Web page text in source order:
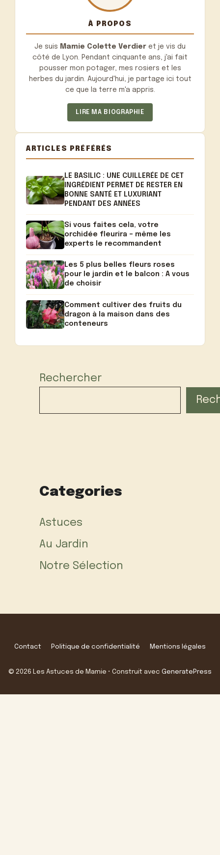
À PROPOS
Je suis Mamie Colette Verdier et je vis du
côté de Lyon. Pendant cinquante ans, j'ai fait
pousser mon potager, mes rosiers et les
herbes du jardin. Aujourd'hui, je partage ici tout
ce que la terre m'a appris.
LIRE MA BIOGRAPHIE
ARTICLES PRÉFÉRÉS
LE BASILIC : UNE CUILLERÉE DE CET
INGRÉDIENT PERMET DE RESTER EN
BONNE SANTÉ ET LUXURIANT
PENDANT DES ANNÉES
Si vous faites cela, votre
orchidée fleurira – même les
experts le recommandent
Les 5 plus belles fleurs roses
pour le jardin et le balcon : A vous
de choisir
Comment cultiver des fruits du
dragon à la maison dans des
conteneurs
Rechercher
Categories
Astuces
Au Jardin
Notre Sélection
Contact Politique de confidentialité Mentions légales
© 2026 Les Astuces de Mamie • Construit avec GeneratePress